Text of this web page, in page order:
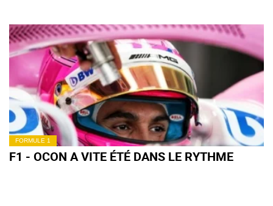
FORMULE 1
F1 - OCON A VITE ÉTÉ DANS LE RYTHME